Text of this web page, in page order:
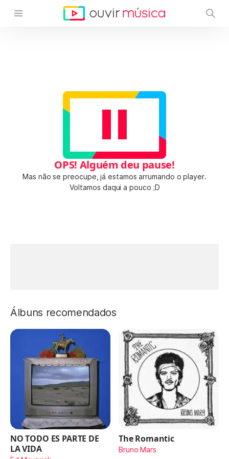
OPS! Alguém deu pause!
Mas não se preocupe, já estamos arrumando o player.
Voltamos daqui a pouco ;D
Álbuns recomendados
NO TODO ES PARTE DE
LA VIDA
The Romantic
Bruno Mars